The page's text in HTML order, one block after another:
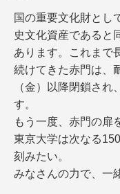
国の重要文化財とし
史文化資産であると
あります。これまで
続けてきた赤門は、
（金）以降閉鎖され
す。
もう一度、赤門の扉
東京大学は次なる
刻みたい。
みなさんの力で、一